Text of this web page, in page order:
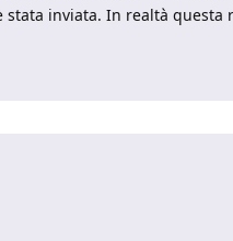
inviata. In realtà